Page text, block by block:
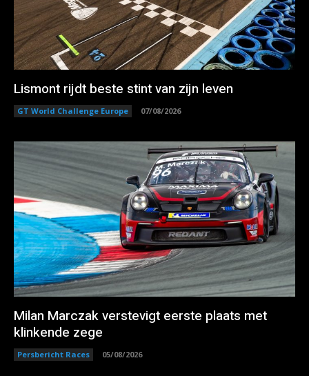
Lismont rijdt beste stint van zijn leven
GT World Challenge Europe 07/08/2026
Milan Marczak verstevigt eerste plaats met
klinkende zege
Persbericht Races 05/08/2026